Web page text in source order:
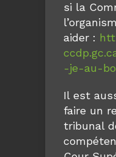
si la
aider :
-je-au-
Il est
faire un
tribunal